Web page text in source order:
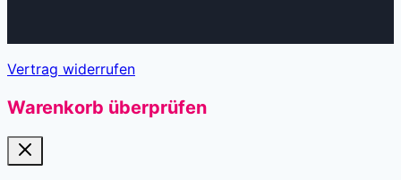
Vertrag widerrufen
Warenkorb überprüfen